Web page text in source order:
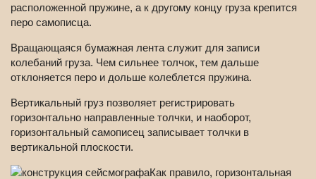
расположенной пружине, а к другому концу груза крепится
перо самописца.
Вращающаяся бумажная лента служит для записи
колебаний груза. Чем сильнее толчок, тем дальше
отклоняется перо и дольше колеблется пружина.
Вертикальный груз позволяет регистрировать
горизонтально направленные толчки, и наоборот,
горизонтальный самописец записывает толчки в
вертикальной плоскости.
Как правило, горизонтальная